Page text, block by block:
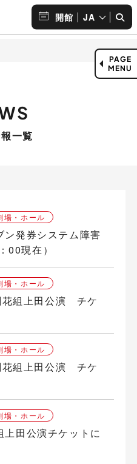
開館 JA
一覧
PAGE
MENU
場・ホール
ン発券システム障害
現在）
場・ホール
組上田公演 チケ
場・ホール
組上田公演 チケ
場・ホール
上田公演チケットに